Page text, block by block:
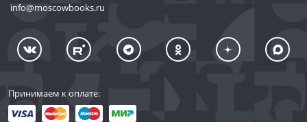
info@moscowbooks.ru
Принимаем к оплате: